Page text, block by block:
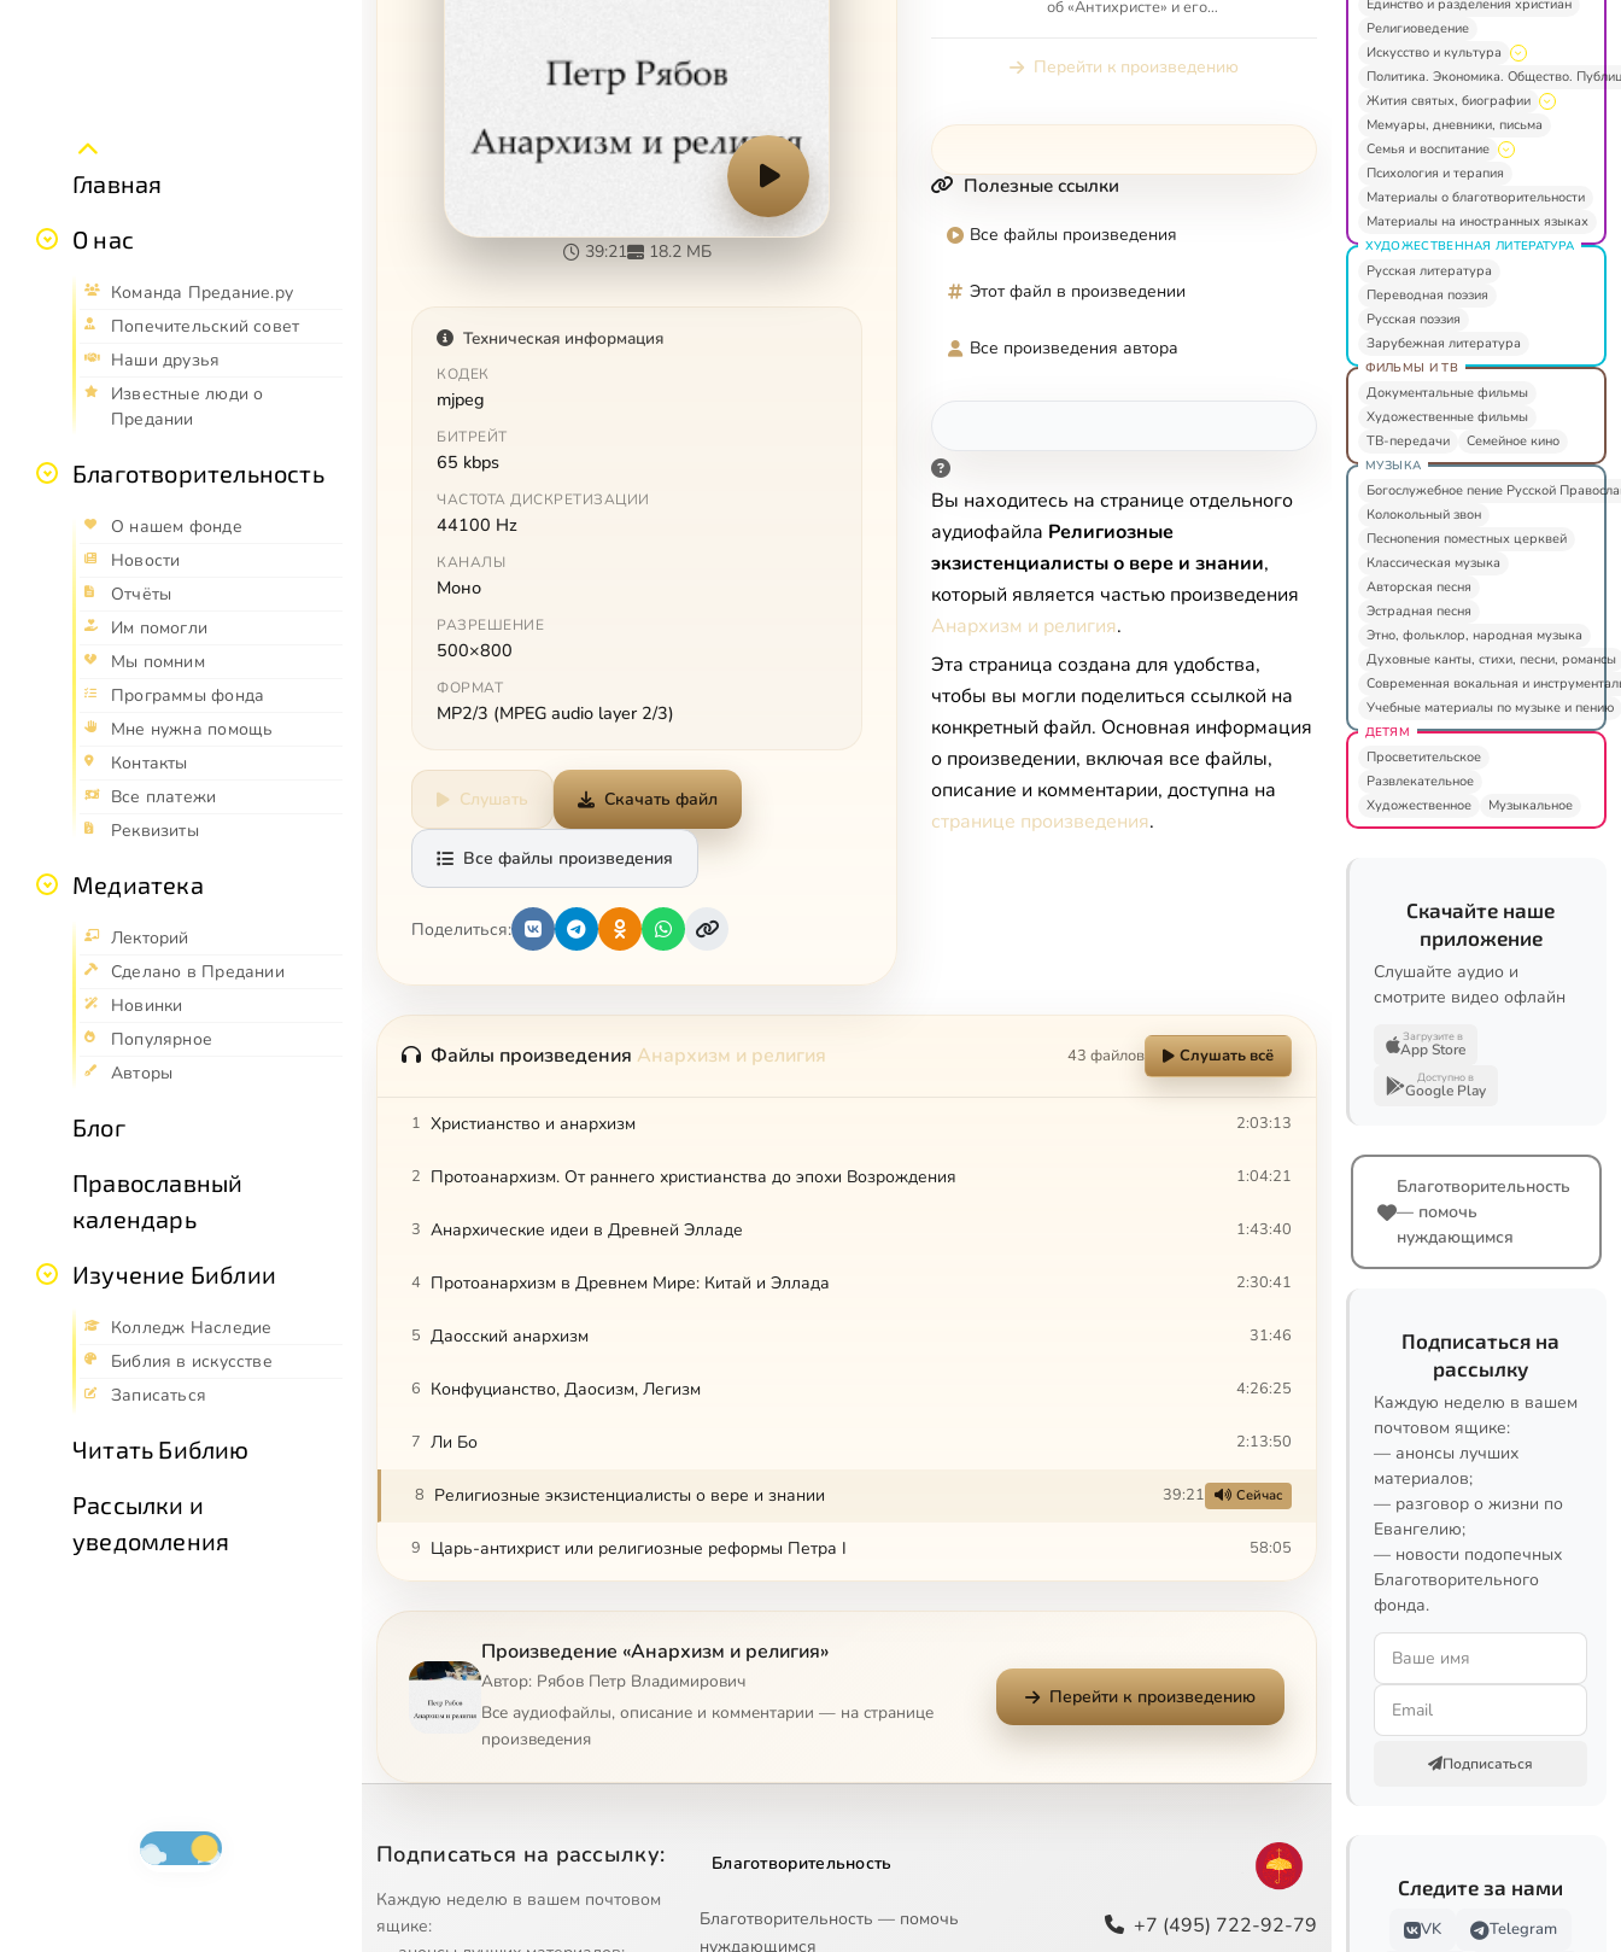
Главная
О нас
Команда Предание.ру
Попечительский совет
Наши друзья
Известные люди о
Предании
Благотворительность
О нашем фонде
Новости
Отчёты
Им помогли
Мы помним
Программы фонда
Мне нужна помощь
Контакты
Все платежи
Реквизиты
Медиатека
Лекторий
Сделано в Предании
Новинки
Популярное
Авторы
Блог
Православный
календарь
Изучение Библии
Колледж Наследие
Библия в искусстве
Записаться
Читать Библию
Рассылки и
уведомления
39:21 18.2 МБ
Техническая информация
КОДЕК
mjpeg
БИТРЕЙТ
65 kbps
ЧАСТОТА ДИСКРЕТИЗАЦИИ
44100 Hz
КАНАЛЫ
Моно
РАЗРЕШЕНИЕ
500×800
ФОРМАТ
MP2/3 (MPEG audio layer 2/3)
Слушать Скачать файл
Все файлы произведения
Поделиться:
об «Антихристе» и его
охранительской м...
Перейти к произведению
Полезные ссылки
Все файлы произведения
Этот файл в произведении
Все произведения автора
Вы находитесь на странице отдельного
аудиофайла Религиозные
экзистенциалисты о вере и знании,
который является частью произведения
Анархизм и религия.
Эта страница создана для удобства,
чтобы вы могли поделиться ссылкой на
конкретный файл. Основная информация
о произведении, включая все файлы,
описание и комментарии, доступна на
странице произведения.
Файлы произведения Анархизм и религия 43 файлов Слушать всё
1 Христианство и анархизм 2:03:13
2 Протоанархизм. От раннего христианства до эпохи Возрождения 1:04:21
3 Анархические идеи в Древней Элладе 1:43:40
4 Протоанархизм в Древнем Мире: Китай и Эллада 2:30:41
5 Даосский анархизм 31:46
6 Конфуцианство, Даосизм, Легизм 4:26:25
7 Ли Бо 2:13:50
8 Религиозные экзистенциалисты о вере и знании 39:21 Сейчас
9 Царь-антихрист или религиозные реформы Петра I 58:05
Державно-исторические мифы последних лет (2013-2015)
Философские искания русской поэзии XIX века 1:45:36
15 Философия Ф.М.Достоевского ч.1 2:25:32
16 Философия Ф.М.Достоевского ч.2 2:45:13
Произведение «Анархизм и религия»
Автор: Рябов Петр Владимирович
Все аудиофайлы, описание и комментарии — на странице
произведения
Перейти к произведению
Подписаться на рассылку:
Каждую неделю в вашем почтовом
ящике:
Благотворительность
Благотворительность — помочь
нуждающимся
+7 (495) 722-92-79
Единство и разделения христиан
Религиоведение
Искусство и культура
Политика. Экономика. Общество.
Жития святых, биографии
Мемуары, дневники, письма
Семья и воспитание
Психология и терапия
Материалы о благотворительности
Материалы на иностранных языках
ХУДОЖЕСТВЕННАЯ ЛИТЕРАТУРА
Русская литература
Переводная поэзия
Русская поэзия
Зарубежная литература
ФИЛЬМЫ И ТВ
Документальные фильмы
Художественные фильмы
ТВ-передачи
Семейное кино
МУЗЫКА
Богослужебное пение Русской
Колокольный звон
Песнопения поместных церквей
Классическая музыка
Авторская песня
Эстрадная песня
Этно, фольклор, народная музыка
Духовные канты, стихи, песни, романсы
Современная вокальная и
Учебные материалы по музыке и пению
ДЕТЯМ
Просветительское
Развлекательное
Художественное
Музыкальное
Скачайте наше
приложение
Слушайте аудио и
смотрите видео офлайн
Загрузите в
App Store
Доступно в
Google Play
Благотворительность
— помочь
нуждающимся
Подписаться на
рассылку
Каждую неделю в вашем
почтовом ящике:
— анонсы лучших
материалов;
— разговор о жизни по
Евангелию;
— новости подопечных
Благотворительного
фонда.
Подписаться
Следите за нами
VK
Telegram